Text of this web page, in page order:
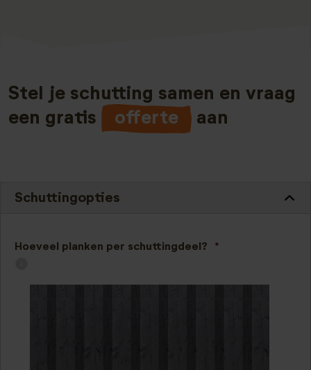
Stel je schutting samen en vraag
een gratis
offerte aan
Schuttingopties
Hoeveel planken per schuttingdeel? *